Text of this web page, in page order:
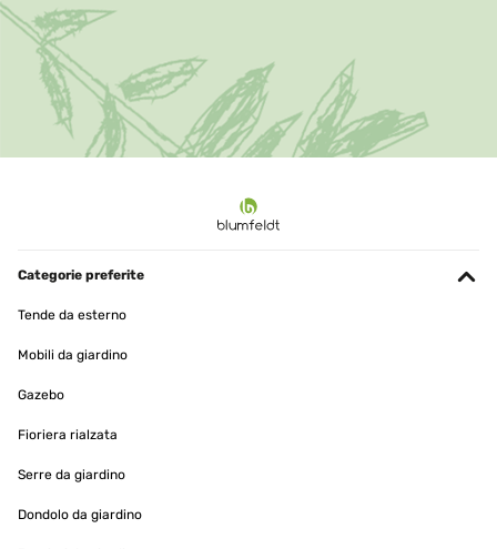
Categorie preferite
Tende da esterno
Mobili da giardino
Gazebo
Fioriera rialzata
Serre da giardino
Dondolo da giardino